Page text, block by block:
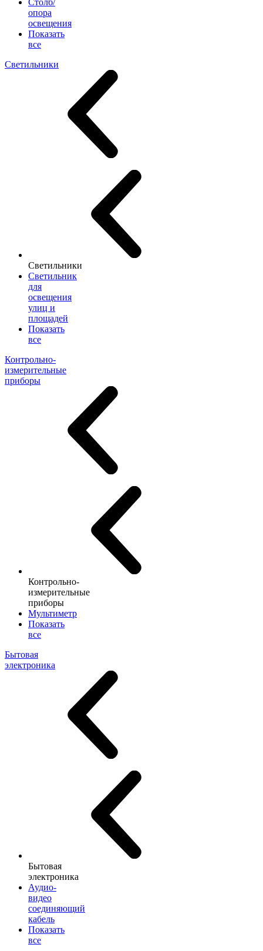
Столб/
опора
освещения
Показать
все
Светильники
Светильники
Светильник
для
освещения
улиц и
площадей
Показать
все
Контрольно-
измерительные
приборы
Контрольно-
измерительные
приборы
Мультиметр
Показать
все
Бытовая
электроника
Бытовая
электроника
Аудио-
видео
соединяющий
кабель
Показать
все